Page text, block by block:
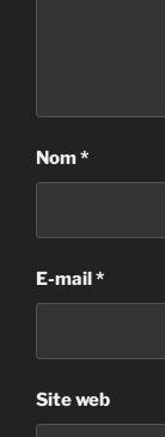
Nom*
E-mail*
Site web